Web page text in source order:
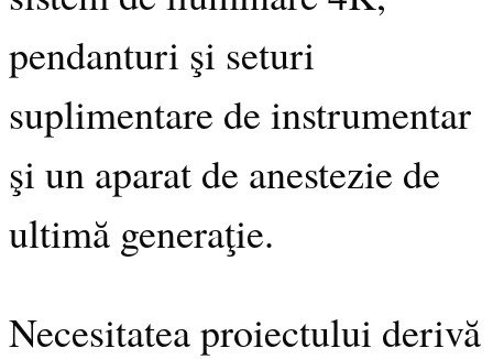
pendanturi şi seturi
suplimentare de instrumentar
şi un aparat de anestezie de
ultimă generaţie.
Necesitatea proiectului derivă